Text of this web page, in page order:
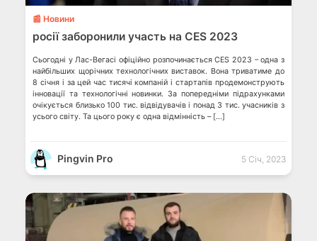
📰 Новини
росії заборонили участь на CES 2023
Сьогодні у Лас-Вегасі офіційно розпочинається CES 2023 – одна з
найбільших щорічних технологічних виставок. Вона триватиме до
8 січня і за цей час тисячі компаній і стартапів продемонструють
інновації та технологічні новинки. За попередніми підрахунками
очікується близько 100 тис. відвідувачів і понад 3 тис. учасників з
усього світу. Та цього року є одна відмінність – […]
Pingvin Pro 5 Січ, 2023